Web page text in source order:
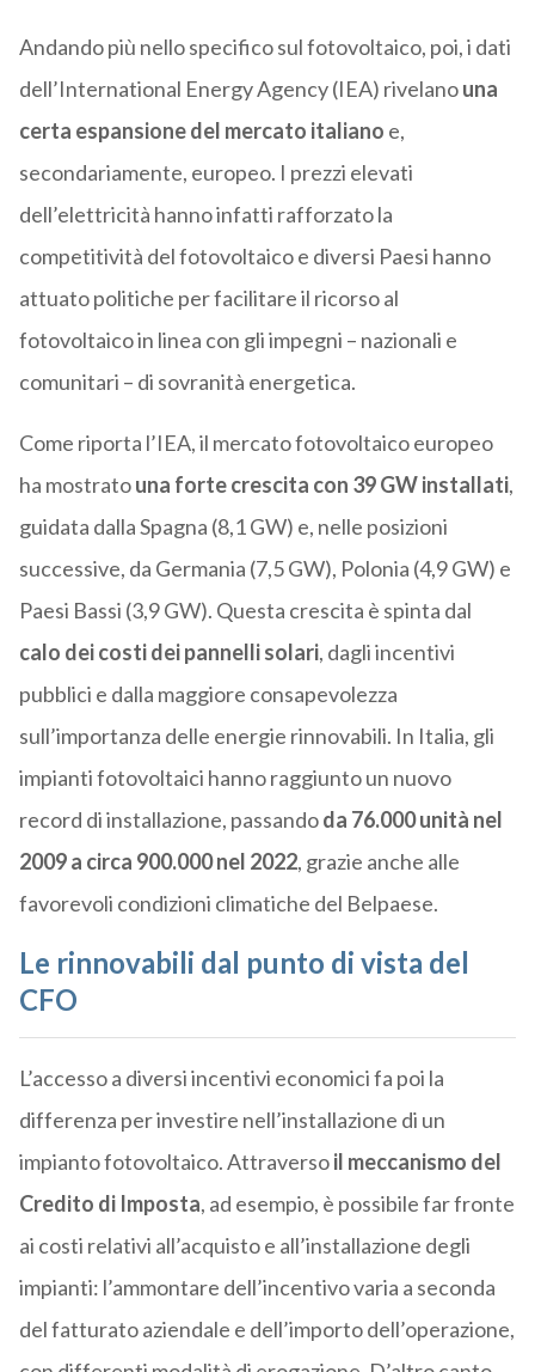
Andando più nello specifico sul fotovoltaico, poi, i dati
dell’International Energy Agency (IEA) rivelanouna
certa espansione del mercato italiano e,
secondariamente, europeo. I prezzi elevati
dell’elettricità hanno infatti rafforzato la
competitività del fotovoltaico e diversi Paesi hanno
attuato politiche per facilitare il ricorso al
fotovoltaico in linea con gli impegni – nazionali e
comunitari – di sovranità energetica.
Come riporta l’IEA, il mercato fotovoltaico europeo
ha mostratouna forte crescita con 39 GW installati,
guidata dalla Spagna (8,1 GW) e, nelle posizioni
successive, da Germania (7,5 GW), Polonia (4,9 GW) e
Paesi Bassi (3,9 GW). Questa crescita è spinta dal
calo dei costi dei pannelli solari, dagli incentivi
pubblici e dalla maggiore consapevolezza
sull’importanza delle energie rinnovabili. In Italia, gli
impianti fotovoltaici hanno raggiunto un nuovo
record di installazione, passandoda 76.000 unità nel
2009 a circa 900.000 nel 2022, grazie anche alle
favorevoli condizioni climatiche del Belpaese.
Le rinnovabili dal punto di vista del
CFO
L’accesso a diversi incentivi economici fa poi la
differenza per investire nell’installazione di un
impianto fotovoltaico. Attraversoil meccanismo del
Credito di Imposta, ad esempio, è possibile far fronte
ai costi relativi all’acquisto e all’installazione degli
impianti: l’ammontare dell’incentivo varia a seconda
del fatturato aziendale e dell’importo dell’operazione,